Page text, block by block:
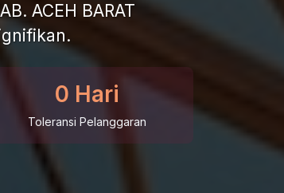
ACEH BARAT
0 Hari
Toleransi Pelanggaran